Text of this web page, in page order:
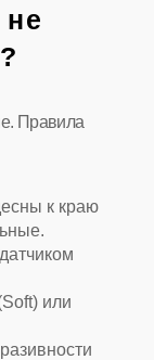
Правила
к краю
или